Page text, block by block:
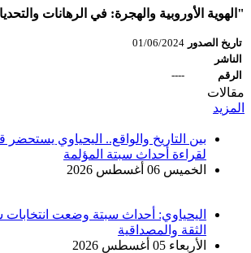
"الهوية الأوروبية والهجرة: في الرهانات
تاريخ الصدور 01/06/2024
الناشر
الرقم
----
مقالات
المزيد
بين التاريخ والواقع.. اليحياوي
لقراءة أحداث سبتة المؤلمة
الخميس 06 أغسطس 2026
اليحياوي: أحداث سبتة وضعت انتخابات
الثقة والمصداقية
الأربعاء 05 أغسطس 2026